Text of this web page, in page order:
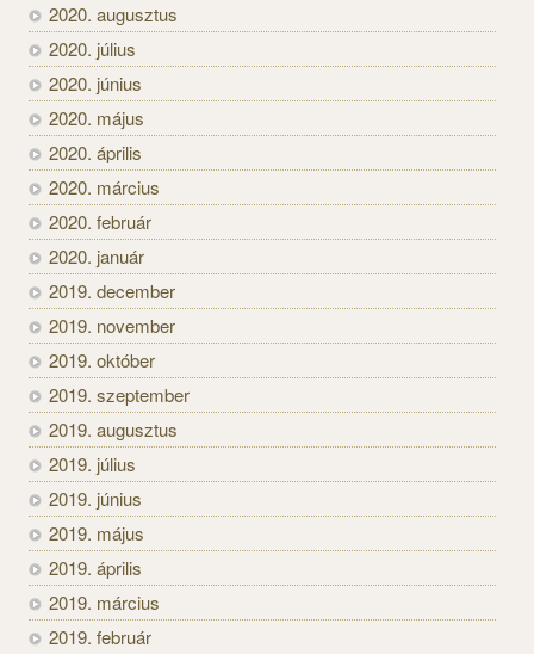
2020. augusztus
2020. július
2020. június
2020. május
2020. április
2020. március
2020. február
2020. január
2019. december
2019. november
2019. október
2019. szeptember
2019. augusztus
2019. július
2019. június
2019. május
2019. április
2019. március
2019. február